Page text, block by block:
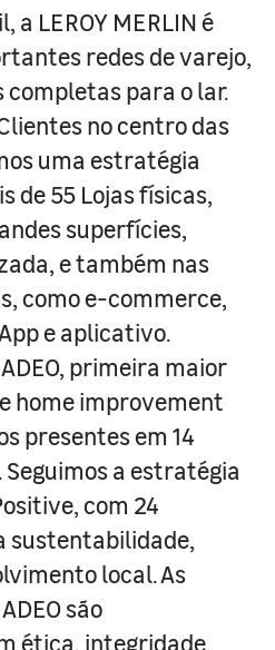
a LEROY MERLIN é
redes de varejo,
completas para o lar.
no centro das
uma estratégia
de 55 Lojas físicas,
superfícies,
e também nas
como e-commerce,
e aplicativo.
primeira maior
home improvement
presentes em 14
a estratégia
com 24
sustentabilidade,
local. As
são
ética, integridade,